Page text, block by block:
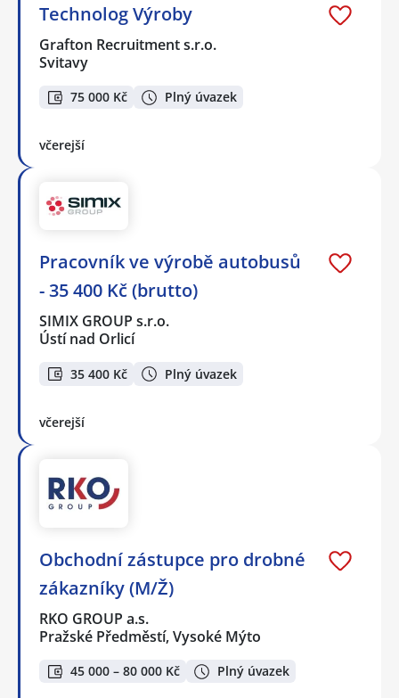
Technolog Výroby
Grafton Recruitment s.r.o.
Svitavy
75 000 Kč Plný úvazek
včerejší
Pracovník ve výrobě autobusů
- 35 400 Kč (brutto)
SIMIX GROUP s.r.o.
Ústí nad Orlicí
35 400 Kč Plný úvazek
včerejší
Obchodní zástupce pro drobné
zákazníky (M/Ž)
RKO GROUP a.s.
Pražské Předměstí, Vysoké Mýto
45 000 – 80 000 Kč Plný úvazek